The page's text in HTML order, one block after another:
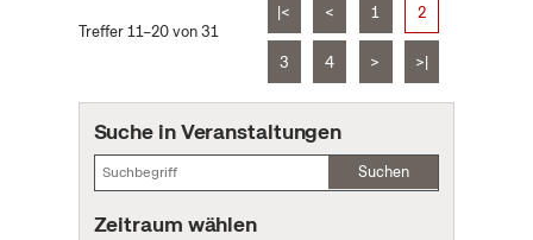
Treffer 11–20 von 31
|< < 1 2
3 4 > >|
Suche in Veranstaltungen
Suchen
Zeitraum wählen